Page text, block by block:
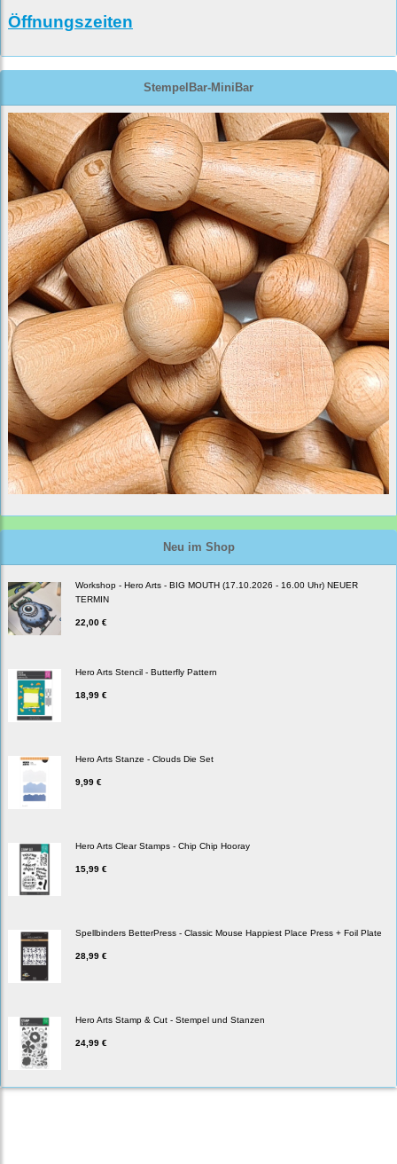
Öffnungszeiten
StempelBar-MiniBar
Neu im Shop
Workshop - Hero Arts - BIG MOUTH (17.10.2026 - 16.00 Uhr) NEUER
TERMIN
22,00 €
Hero Arts Stencil - Butterfly Pattern
18,99 €
Hero Arts Stanze - Clouds Die Set
9,99 €
Hero Arts Clear Stamps - Chip Chip Hooray
15,99 €
Spellbinders BetterPress - Classic Mouse Happiest Place Press + Foil Plate
28,99 €
Hero Arts Stamp & Cut - Stempel und Stanzen
24,99 €